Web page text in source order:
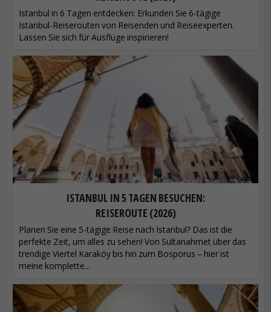
Istanbul in 6 Tagen entdecken: Erkunden Sie 6-tägige
Istanbul-Reiserouten von Reisenden und Reiseexperten.
Lassen Sie sich für Ausflüge inspirieren!
ISTANBUL IN 5 TAGEN BESUCHEN:
REISEROUTE (2026)
Planen Sie eine 5-tägige Reise nach Istanbul? Das ist die
perfekte Zeit, um alles zu sehen! Von Sultanahmet über das
trendige Viertel Karaköy bis hin zum Bosporus – hier ist
meine komplette...